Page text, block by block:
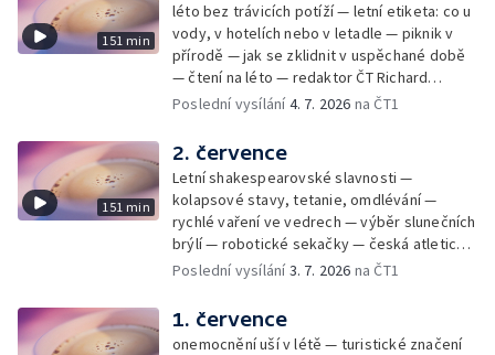
151 min
léto bez trávicích potíží — letní etiketa: co u
vody, v hotelích nebo v letadle — piknik v
přírodě — jak se zklidnit v uspěchané době
— čtení na léto — redaktor ČT Richard
Samko
Poslední vysílání4. 7. 2026 na ČT1
151 min
2. července
Letní shakespearovské slavnosti —
kolapsové stavy, tetanie, omdlévání —
rychlé vaření ve vedrech — výběr slunečních
brýlí — robotické sekačky — česká atletická
rekordmanka — psí seriál: výmarský
Poslední vysílání3. 7. 2026 na ČT1
1. července
onemocnění uší v létě — turistické značení